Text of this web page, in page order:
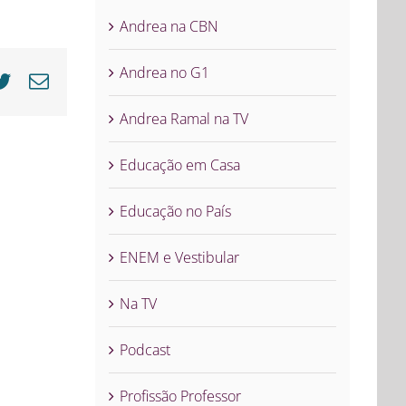
Twitter
E-
Andrea na CBN
Andrea no G1
Andrea Ramal na TV
Educação em Casa
Educação no País
ENEM e Vestibular
Na TV
Podcast
Profissão Professor